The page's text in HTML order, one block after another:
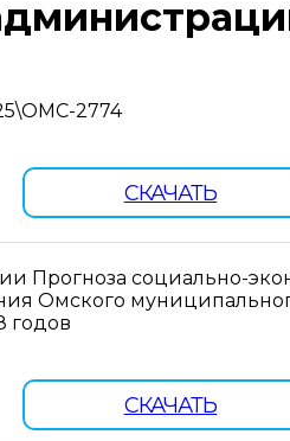
2774
СКАЧАТЬ
Прогноза социально-
Омского
годов
СКАЧАТЬ